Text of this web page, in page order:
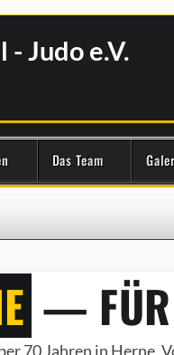
- Judo e.V.
Das Team
— FÜR
70 Jahren in